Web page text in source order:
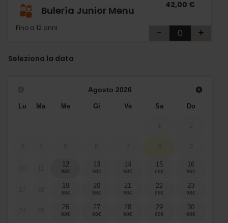
Bulería Junior Menu
Fino a 12 anni
42,00 €
- +
Seleziona la data
Agosto 2026
Lu Ma Me Gi Ve Sa Do
12 13 14 15 16
19 20 21 22 23
26 27 28 29 30